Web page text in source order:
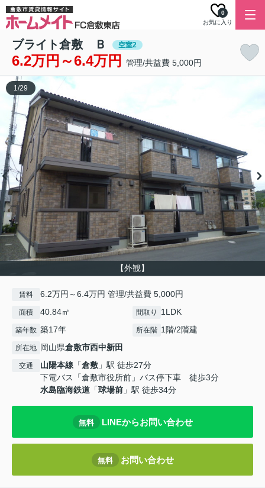
お気に入り
0
ブライト倉敷 Ｂ 空室2
6.2万円～6.4万円 管理/共益費 5,000円
【外観】
1/29
賃料 6.2万円～6.4万円 管理/共益費 5,000円
面積 40.84㎡ 間取り 1LDK
築年数 築17年 所在階 1階/2階建
所在地 岡山県倉敷市西中新田
交通 山陽本線 「倉敷 」駅 徒歩27分
下電バス「倉敷市役所前」バス停下車 徒歩3分
水島臨海鉄道 「球場前 」駅 徒歩34分
無料 LINEからお問い合わせ
無料 お問い合わせ